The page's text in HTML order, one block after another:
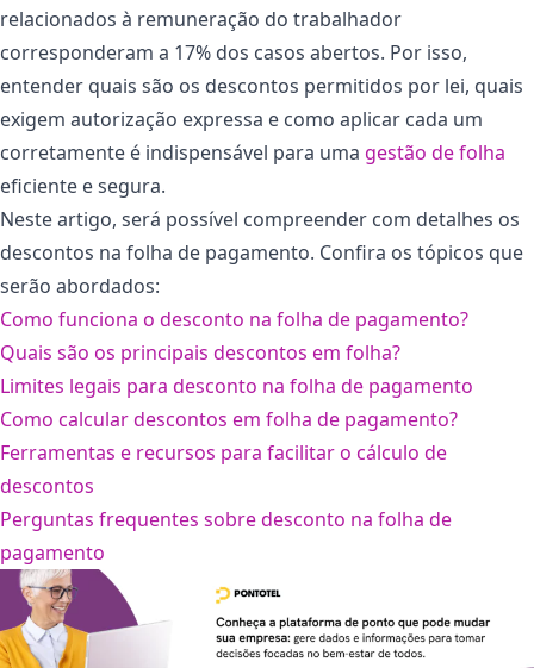
relacionados à remuneração do trabalhador
corresponderam a 17% dos casos abertos. Por isso,
entender quais são os descontos permitidos por lei, quais
exigem autorização expressa e como aplicar cada um
corretamente é indispensável para uma gestão de folha
eficiente e segura.
Neste artigo, será possível compreender com detalhes os
descontos na folha de pagamento. Confira os tópicos que
serão abordados:
Como funciona o desconto na folha de pagamento?
Quais são os principais descontos em folha?
Limites legais para desconto na folha de pagamento
Como calcular descontos em folha de pagamento?
Ferramentas e recursos para facilitar o cálculo de
descontos
Perguntas frequentes sobre desconto na folha de
pagamento